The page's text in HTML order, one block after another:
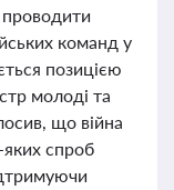
команд у
позицією
молоді та
що війна
спроб